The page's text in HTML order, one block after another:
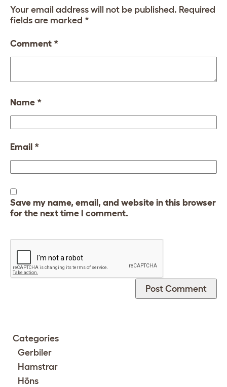
Your email address will not be published. Required
fields are marked *
Comment *
Name *
Email *
Save my name, email, and website in this browser
for the next time I comment.
Categories
Gerbiler
Hamstrar
Höns